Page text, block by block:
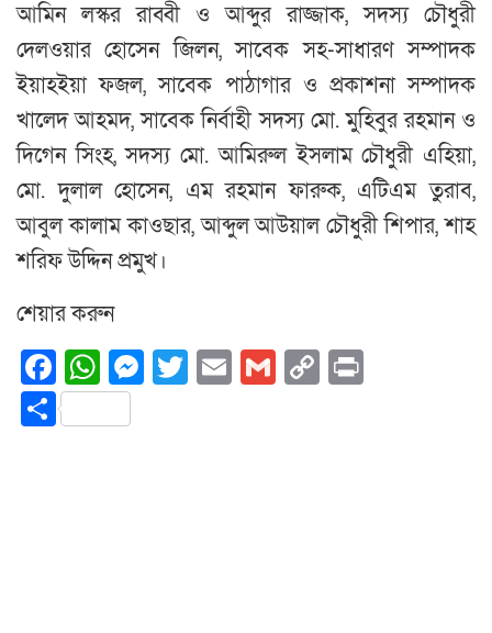
আমিন লস্কর রাব্বী ও আব্দুর রাজ্জাক, সদস্য চৌধুরী
দেলওয়ার হোসেন জিলন, সাবেক সহ-সাধারণ সম্পাদক
ইয়াহইয়া ফজল, সাবেক পাঠাগার ও প্রকাশনা সম্পাদক
খালেদ আহমদ, সাবেক নির্বাহী সদস্য মো. মুহিবুর রহমান ও
দিগেন সিংহ, সদস্য মো. আমিরুল ইসলাম চৌধুরী এহিয়া,
মো. দুলাল হোসেন, এম রহমান ফারুক, এটিএম তুরাব,
আবুল কালাম কাওছার, আব্দুল আউয়াল চৌধুরী শিপার, শাহ
শরিফ উদ্দিন প্রমুখ।
শেয়ার করুন
Facebook
WhatsApp
Messenger
Twitter
EmailGmail
Copy
Share